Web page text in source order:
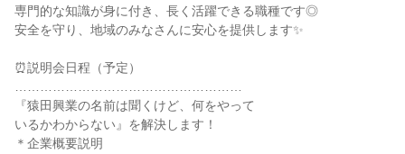
専門的な知識が身に付き、長く活躍できる職種です◎
安全を守り、地域のみなさんに安心を提供します✨
⏰説明会日程（予定）
『猿田興業の名前は聞くけど、何をやって
いるかわからない』を解決します！
＊企業概要説明